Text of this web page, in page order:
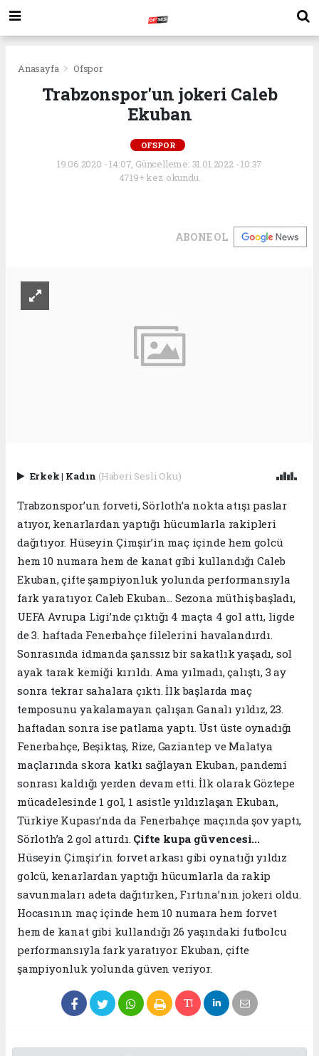
Anasayfa Ofspor
Trabzonspor'un jokeri Caleb
Ekuban
OFSPOR
19.06.2020 - 14:07, Güncelleme: 31.01.2022 - 10:37
4719+ kez okundu.
ABONE OL
Erkek| Kadın (Haberi Sesli Oku)
Trabzonspor’un forveti, Sörloth’a nokta atışı paslar
atıyor, kenarlardan yaptığı hücumlarla rakipleri
dağıtıyor. Hüseyin Çimşir’in maç içinde hem golcü
hem 10 numara hem de kanat gibi kullandığı Caleb
Ekuban, çifte şampiyonluk yolunda performansıyla
fark yaratıyor. Caleb Ekuban... Sezona müthiş başladı,
UEFA Avrupa Ligi’nde çıktığı 4 maçta 4 gol attı, ligde
de 3. haftada Fenerbahçe filelerini havalandırdı.
Sonrasında idmanda şanssız bir sakatlık yaşadı, sol
ayak tarak kemiği kırıldı. Ama yılmadı, çalıştı, 3 ay
sonra tekrar sahalara çıktı. İlk başlarda maç
temposunu yakalamayan çalışan Ganalı yıldız, 23.
haftadan sonra ise patlama yaptı. Üst üste oynadığı
Fenerbahçe, Beşiktaş, Rize, Gaziantep ve Malatya
maçlarında skora katkı sağlayan Ekuban, pandemi
sonrası kaldığı yerden devam etti. İlk olarak Göztepe
mücadelesinde 1 gol, 1 asistle yıldızlaşan Ekuban,
Türkiye Kupası’nda da Fenerbahçe maçında şov yaptı,
Sörloth’a 2 gol attırdı. Çifte kupa güvencesi...
Hüseyin Çimşir’in forvet arkası gibi oynatığı yıldız
golcü, kenarlardan yaptığı hücumlarla da rakip
savunmaları adeta dağıtırken, Fırtına’nın jokeri oldu.
Hocasının maç içinde hem 10 numara hem forvet
hem de kanat gibi kullandığı 26 yaşındaki futbolcu
performansıyla fark yaratıyor. Ekuban, çifte
şampiyonluk yolunda güven veriyor.